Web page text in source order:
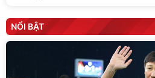
NỔI BẬT